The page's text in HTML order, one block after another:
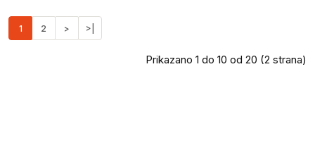
1 2 > >|
Prikazano 1 do 10 od 20 (2 strana)